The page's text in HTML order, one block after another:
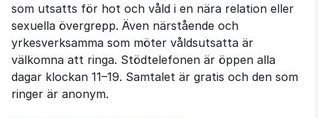
som utsatts för hot och våld i en nära relation eller
sexuella övergrepp. Även närstående och
yrkesverksamma som möter våldsutsatta är
välkomna att ringa. Stöd­telefonen är öppen alla
dagar klockan 11–19. Samtalet är gratis och den som
ringer är anonym.